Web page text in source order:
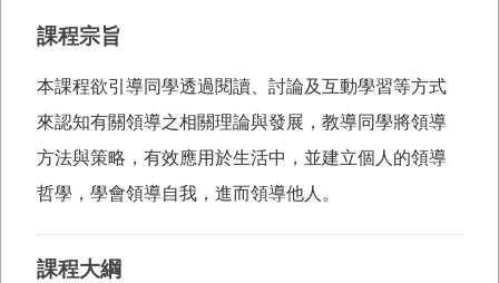
課程宗旨
本課程欲引導同學透過閱讀、討論及互動學習等方式
來認知有關領導之相關理論與發展，教導同學將領導
方法與策略，有效應用於生活中，並建立個人的領導
哲學，學會領導自我，進而領導他人。
課程大綱